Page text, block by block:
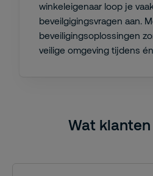
winkeleigenaar loop je
beveilgigingsvragen aan.
beveiligingsoplossingen
veilige omgeving tijdens
Wat